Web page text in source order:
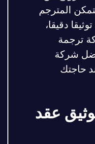
المترجم
دقيقا،
ترجمة
شركة
حاجتك
عقد